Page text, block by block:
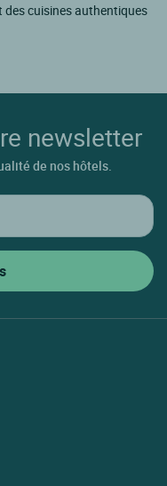
cuisines authentiques
newsletter
de nos hôtels.